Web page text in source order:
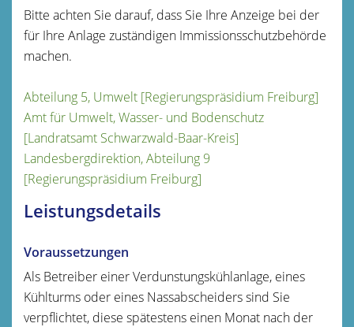
Bitte achten Sie darauf, dass Sie Ihre Anzeige bei der
für Ihre Anlage zuständigen Immissionsschutzbehörde
machen.
Abteilung 5, Umwelt [Regierungspräsidium Freiburg]
Amt für Umwelt, Wasser- und Bodenschutz
[Landratsamt Schwarzwald-Baar-Kreis]
Landesbergdirektion, Abteilung 9
[Regierungspräsidium Freiburg]
Leistungsdetails
Voraussetzungen
Als Betreiber einerVerdunstungskühlanlage, eines
Kühlturms oder eines Nassabscheiderssind Sie
verpflichtet, diese spätestens einen Monat nach der